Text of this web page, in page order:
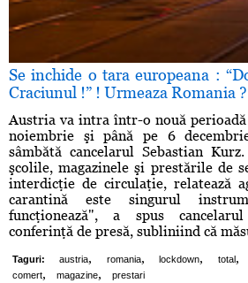
Se inchide o tara europeana :
Craciunul !” ! Urmeaza Romania ?
Austria va intra într-o nouă
noiembrie şi până pe 6
sâmbătă cancelarul Sebastian
şcolile, magazinele şi prestările de
interdicţie de circulaţie, relatează
carantină este singurul
funcţionează", a spus
conferinţă de presă, subliniind că
Taguri: austria, romania, lockdown, total,
comert, magazine, prestari